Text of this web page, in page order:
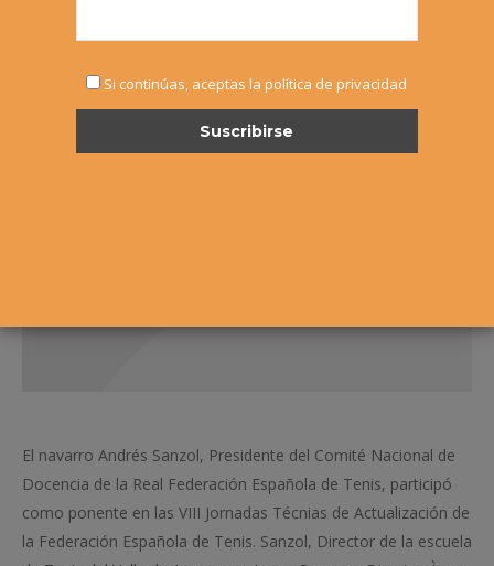
El navarro Andrés Sanzol, Presidente del Comité Nacional de
Docencia de la Real Federación Española de Tenis, participó
como ponente en las VIII Jornadas Técnias de Actualización de
la Federación Española de Tenis. Sanzol, Director de la escuela
Si continúas, aceptas la política de privacidad